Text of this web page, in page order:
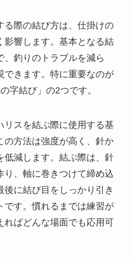
る際の結び方は、仕掛けの
影響します。基本となる結
、釣りのトラブルを減ら
できます。特に重要なのが
字結び」の2つです。
リスを結ぶ際に使用する基
の方法は強度が高く、針か
低減します。結ぶ際は、針
り、軸に巻きつけて締め込
後に結び目をしっかり引き
です。慣れるまでは練習が
ればどんな場面でも応用可